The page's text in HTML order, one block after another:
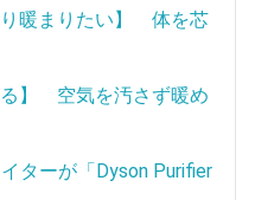
り暖まりたい】 体を芯
る】 空気を汚さず暖め
ターが「Dyson Purifier